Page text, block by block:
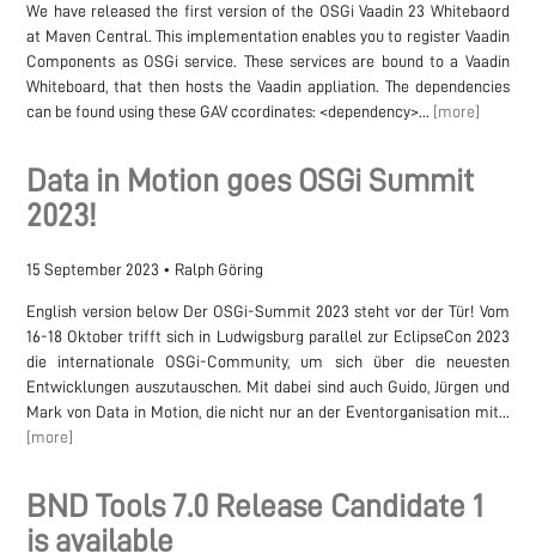
We have released the first version of the OSGi Vaadin 23 Whitebaord
at Maven Central. This implementation enables you to register Vaadin
Components as OSGi service. These services are bound to a Vaadin
Whiteboard, that then hosts the Vaadin appliation. The dependencies
can be found using these GAV ccordinates: <dependency>... [more]
Data in Motion goes OSGi Summit
2023!
15 September 2023 • Ralph Göring
English version below Der OSGi-Summit 2023 steht vor der Tür! Vom
16-18 Oktober trifft sich in Ludwigsburg parallel zur EclipseCon 2023
die internationale OSGi-Community, um sich über die neuesten
Entwicklungen auszutauschen. Mit dabei sind auch Guido, Jürgen und
Mark von Data in Motion, die nicht nur an der Eventorganisation mit...
[more]
BND Tools 7.0 Release Candidate 1
is available